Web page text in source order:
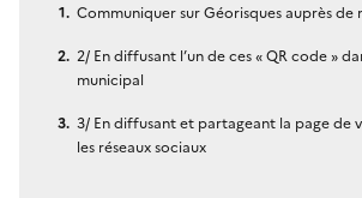
Communiquer sur Géorisques auprès de
2/ En diffusant l’un de ces « QR code »
municipal
3/ En diffusant et partageant la page de
les réseaux sociaux